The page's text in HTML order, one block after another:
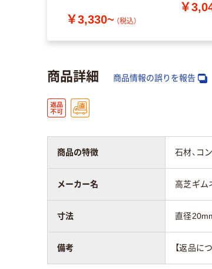
￥3,330~ （税込）
￥
商品詳細 商品情報の誤りを報告
商品の特徴 石材、コ
メーカー名 高芝ギム
寸法 直径
備考 【返品に